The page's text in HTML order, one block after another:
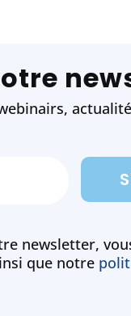
newsletter,
que notre